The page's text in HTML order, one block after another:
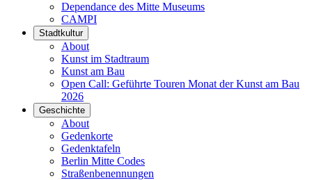
Dependance des Mitte Museums
CAMPI
Stadtkultur
About
Kunst im Stadtraum
Kunst am Bau
Open Call: Geführte Touren Monat der Kunst am Bau
2026
Geschichte
About
Gedenkorte
Gedenktafeln
Berlin Mitte Codes
Straßenbenennungen